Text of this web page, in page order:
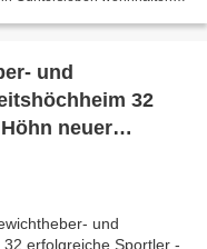
und
32
neuer